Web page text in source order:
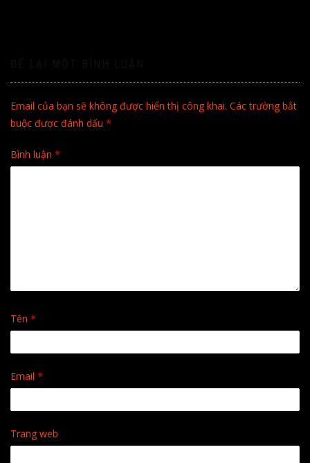
Email của bạn sẽ không được hiển thị công khai. Các trường bắt
buộc được đánh dấu *
Bình luận *
Tên *
Email *
Trang web